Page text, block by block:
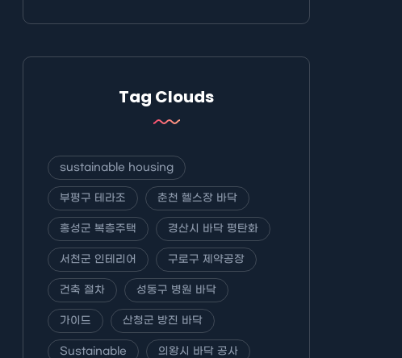
Tag Clouds
sustainable housing
부평구 테라조 춘천 헬스장 바닥
홍성군 복층주택 경산시 바닥 평탄화
서천군 인테리어 구로구 제약공장
건축 절차 성동구 병원 바닥
가이드 산청군 방진 바닥
Sustainable 의왕시 바닥 공사